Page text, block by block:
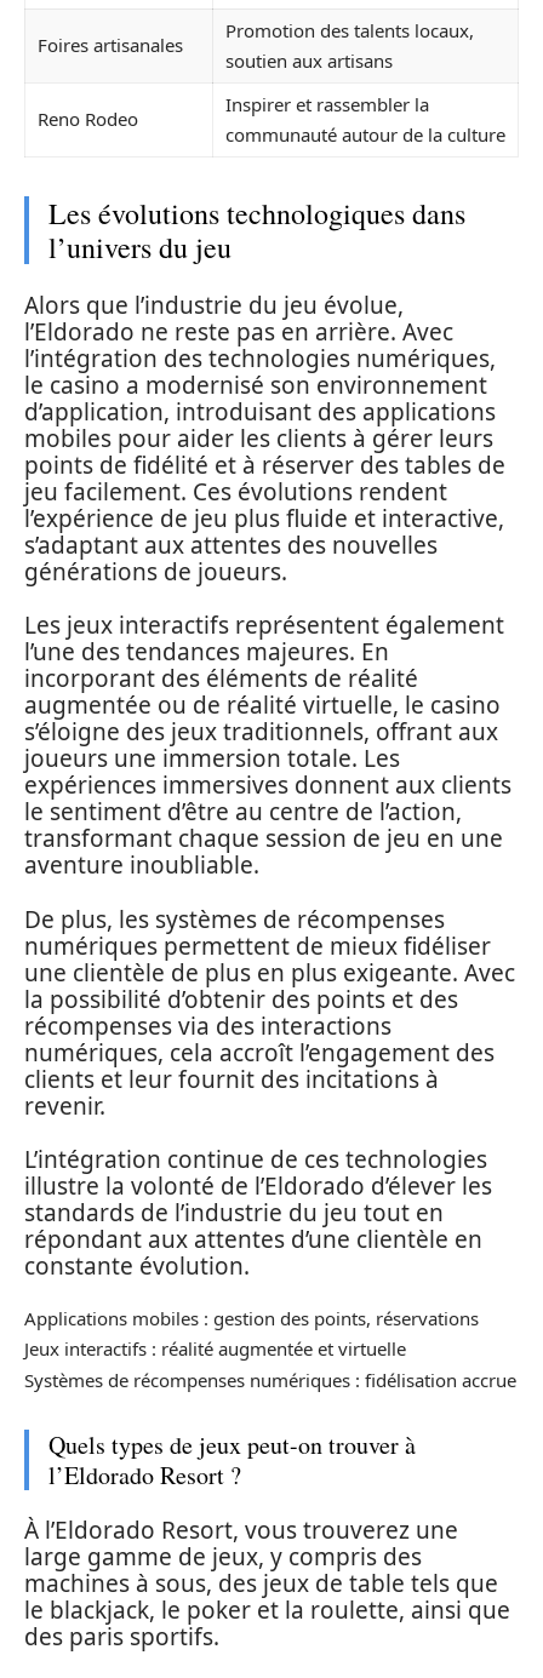
Foires artisanales
Promotion des talents locaux,
soutien aux artisans
Reno Rodeo
Inspirer et rassembler la
communauté autour de la culture
Les évolutions technologiques dans
l’univers du jeu
Alors que l’industrie du jeu évolue,
l’Eldorado ne reste pas en arrière. Avec
l’intégration des technologies numériques,
le casino a modernisé son environnement
d’application, introduisant des applications
mobiles pour aider les clients à gérer leurs
points de fidélité et à réserver des tables de
jeu facilement. Ces évolutions rendent
l’expérience de jeu plus fluide et interactive,
s’adaptant aux attentes des nouvelles
générations de joueurs.
Les jeux interactifs représentent également
l’une des tendances majeures. En
incorporant des éléments de réalité
augmentée ou de réalité virtuelle, le casino
s’éloigne des jeux traditionnels, offrant aux
joueurs une immersion totale. Les
expériences immersives donnent aux clients
le sentiment d’être au centre de l’action,
transformant chaque session de jeu en une
aventure inoubliable.
De plus, les systèmes de récompenses
numériques permettent de mieux fidéliser
une clientèle de plus en plus exigeante. Avec
la possibilité d’obtenir des points et des
récompenses via des interactions
numériques, cela accroît l’engagement des
clients et leur fournit des incitations à
revenir.
L’intégration continue de ces technologies
illustre la volonté de l’Eldorado d’élever les
standards de l’industrie du jeu tout en
répondant aux attentes d’une clientèle en
constante évolution.
Applications mobiles : gestion des points, réservations
Jeux interactifs : réalité augmentée et virtuelle
Systèmes de récompenses numériques : fidélisation accrue
Quels types de jeux peut-on trouver à
l’Eldorado Resort ?
À l’Eldorado Resort, vous trouverez une
large gamme de jeux, y compris des
machines à sous, des jeux de table tels que
le blackjack, le poker et la roulette, ainsi que
des paris sportifs.